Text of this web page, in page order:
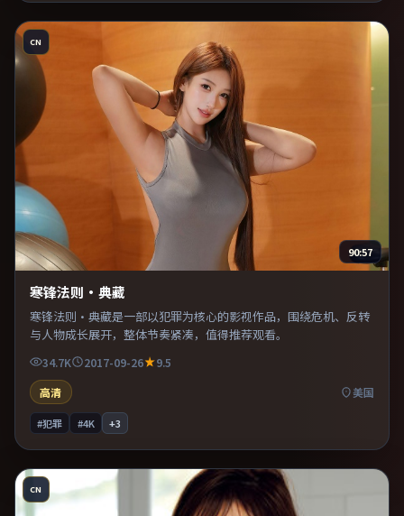
CN
90:57
寒锋法则·典藏
寒锋法则·典藏是一部以犯罪为核心的影视作品，围绕危机、反转
与人物成长展开，整体节奏紧凑，值得推荐观看。
34.7K 2017-09-26
9.5
高清
美国
#犯罪 #4K +3
CN